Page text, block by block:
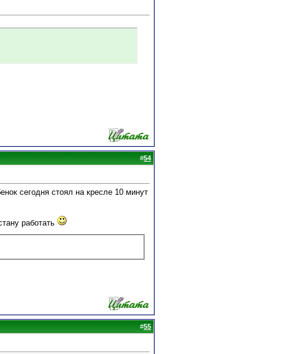
#54
сегодня стоял на кресле 10 минут
работать
#55